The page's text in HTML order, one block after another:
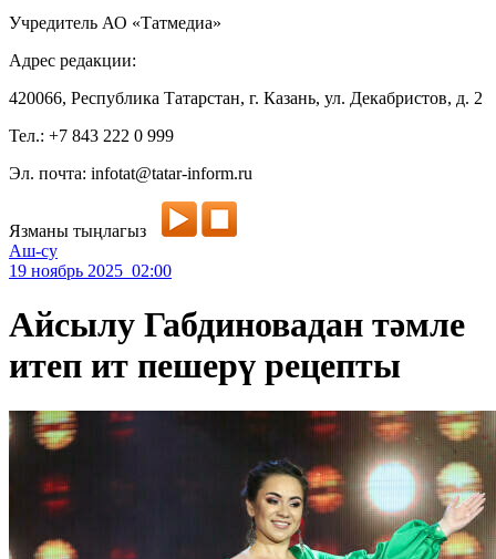
Учредитель АО «Татмедиа»
Адрес редакции:
420066, Республика Татарстан, г. Казань, ул. Декабристов, д. 2
Тел.: +7 843 222 0 999
Эл. почта: infotat@tatar-inform.ru
Язманы тыңлагыз
Аш-су
19 ноябрь 2025 02:00
Айсылу Габдиновадан тәмле
итеп ит пешерү рецепты